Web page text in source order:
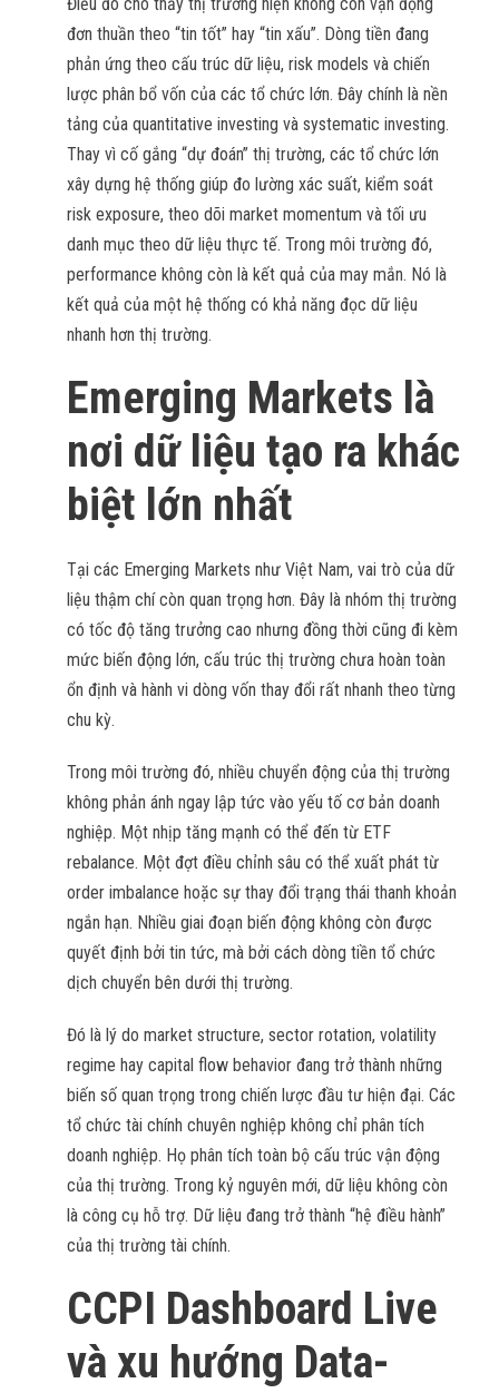
đơn thuần theo “tin tốt” hay “tin xấu”. Dòng tiền đang
phản ứng theo cấu trúc dữ liệu, risk models và chiến
lược phân bổ vốn của các tổ chức lớn. Đây chính là nền
tảng của quantitative investing và systematic investing.
Thay vì cố gắng “dự đoán” thị trường, các tổ chức lớn
xây dựng hệ thống giúp đo lường xác suất, kiểm soát
risk exposure, theo dõi market momentum và tối ưu
danh mục theo dữ liệu thực tế. Trong môi trường đó,
performance không còn là kết quả của may mắn. Nó là
kết quả của một hệ thống có khả năng đọc dữ liệu
nhanh hơn thị trường.
Emerging Markets là
nơi dữ liệu tạo ra khác
biệt lớn nhất
Tại các Emerging Markets như Việt Nam, vai trò của dữ
liệu thậm chí còn quan trọng hơn. Đây là nhóm thị trường
có tốc độ tăng trưởng cao nhưng đồng thời cũng đi kèm
mức biến động lớn, cấu trúc thị trường chưa hoàn toàn
ổn định và hành vi dòng vốn thay đổi rất nhanh theo từng
chu kỳ.
Trong môi trường đó, nhiều chuyển động của thị trường
không phản ánh ngay lập tức vào yếu tố cơ bản doanh
nghiệp. Một nhịp tăng mạnh có thể đến từ ETF
rebalance. Một đợt điều chỉnh sâu có thể xuất phát từ
order imbalance hoặc sự thay đổi trạng thái thanh khoản
ngắn hạn. Nhiều giai đoạn biến động không còn được
quyết định bởi tin tức, mà bởi cách dòng tiền tổ chức
dịch chuyển bên dưới thị trường.
Đó là lý do market structure, sector rotation, volatility
regime hay capital flow behavior đang trở thành những
biến số quan trọng trong chiến lược đầu tư hiện đại. Các
tổ chức tài chính chuyên nghiệp không chỉ phân tích
doanh nghiệp. Họ phân tích toàn bộ cấu trúc vận động
của thị trường. Trong kỷ nguyên mới, dữ liệu không còn
là công cụ hỗ trợ. Dữ liệu đang trở thành “hệ điều hành”
của thị trường tài chính.
CCPI Dashboard Live
và xu hướng Data-